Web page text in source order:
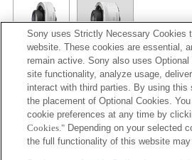
SEL14TC
Totalmente compatível
Sony uses Strictly Necessary Cookies
website. These cookies are essential,
remain active. Sony also uses
site functionality, analyze usage,
interact with third parties. By using this
the placement of Optional Cookies.
cookie preferences at any time by
Cookies." Depending on your selected
the full functionality of this website